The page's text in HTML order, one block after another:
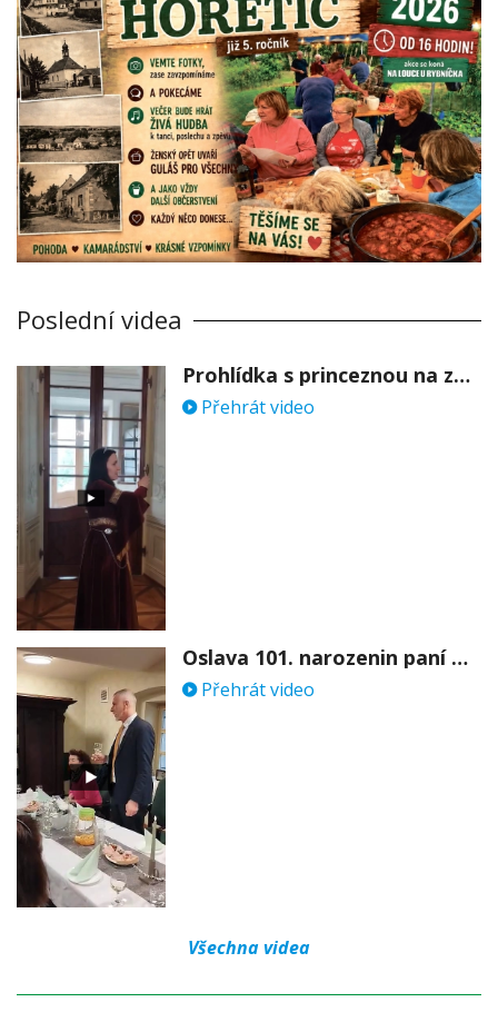
Poslední videa
Prohlídka s princeznou na zámku Stekník
Přehrát video
Oslava 101. narozenin paní Věry Skořepové
Přehrát video
Všechna videa